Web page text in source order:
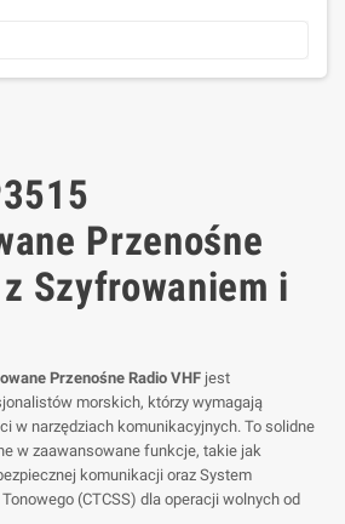
Przenośne
Szyfrowaniem i
Przenośne Radio VHF jest
morskich, którzy wymagają
w narzędziach komunikacyjnych. To solidne
w zaawansowane funkcje, takie jak
komunikacji oraz System
(CTCSS) dla operacji wolnych od